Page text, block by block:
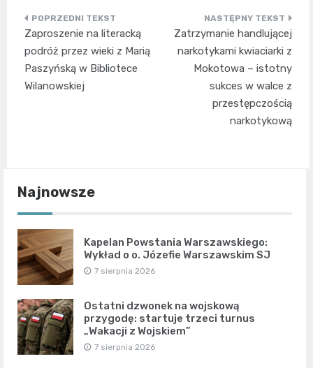
Nawigacja
wpisu
Zaproszenie na literacką
podróż przez wieki z Marią
Paszyńską w Bibliotece
Wilanowskiej
Zatrzymanie handlującej
narkotykami kwiaciarki z
Mokotowa – istotny
sukces w walce z
przestępczością
narkotykową
Najnowsze
Kapelan Powstania Warszawskiego:
Wykład o o. Józefie Warszawskim SJ
7 sierpnia 2026
Ostatni dzwonek na wojskową
przygodę: startuje trzeci turnus
„Wakacji z Wojskiem”
7 sierpnia 2026